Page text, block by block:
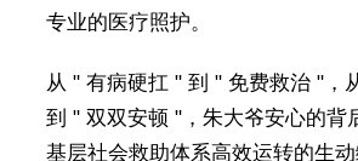
专业的医疗照护。
从 " 有病硬扛 " 到 " 免费救治 "，
到 " 双双安顿 "，朱大爷安心的背
基层社会救助体系高效运转的生